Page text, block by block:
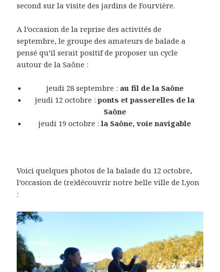
second sur la visite des jardins de Fourvière.
A l’occasion de la reprise des activités de
septembre, le groupe des amateurs de balade a
pensé qu’il serait positif de proposer un cycle
autour de la Saône :
jeudi 28 septembre : au fil de la Saône
jeudi 12 octobre :ponts et passerelles de la
Saône
jeudi 19 octobre :la Saône, voie navigable
Voici quelques photos de la balade du 12 octobre,
l’occasion de (re)découvrir notre belle ville de Lyon
: